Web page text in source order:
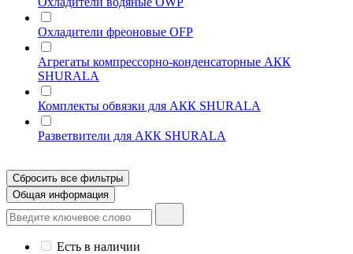
Охладители фреоновые OFP
Агрегаты компрессорно-конденсаторные АКК
SHURALA
Комплекты обвязки для АКК SHURALA
Разветвители для АКК SHURALA
Сбросить все фильтры
Общая информация
Есть в наличии